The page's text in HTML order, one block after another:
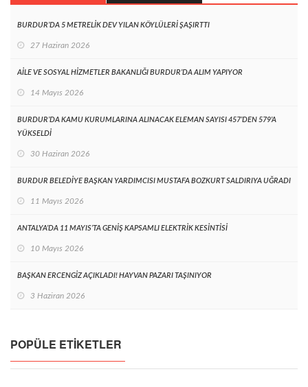
BURDUR’DA 5 METRELİK DEV YILAN KÖYLÜLERİ ŞAŞIRTTI
27 Haziran 2026
AİLE VE SOSYAL HİZMETLER BAKANLIĞI BURDUR’DA ALIM YAPIYOR
14 Mayıs 2026
BURDUR’DA KAMU KURUMLARINA ALINACAK ELEMAN SAYISI 457’DEN 579’A
YÜKSELDİ
30 Haziran 2026
BURDUR BELEDİYE BAŞKAN YARDIMCISI MUSTAFA BOZKURT SALDIRIYA UĞRADI
11 Mayıs 2026
ANTALYA’DA 11 MAYIS’TA GENİŞ KAPSAMLI ELEKTRİK KESİNTİSİ
10 Mayıs 2026
BAŞKAN ERCENGİZ AÇIKLADI! HAYVAN PAZARI TAŞINIYOR
3 Haziran 2026
POPÜLE ETIKETLER